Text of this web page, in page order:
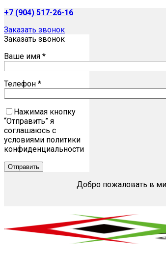
+7 (904) 517-26-16
Заказать звонок
Заказать звонок
Ваше имя *
Телефон *
Нажимая кнопку
“Отправить” я
соглашаюсь с
условиями политики
конфиденциальности
Добро пожаловать в